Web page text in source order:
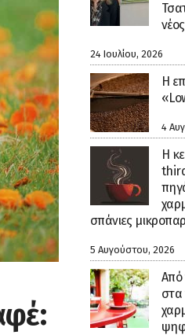
24 Ιουλίου, 2026
Η
4
Η
σπάνιες
5 Αυγούστου, 2026
Από